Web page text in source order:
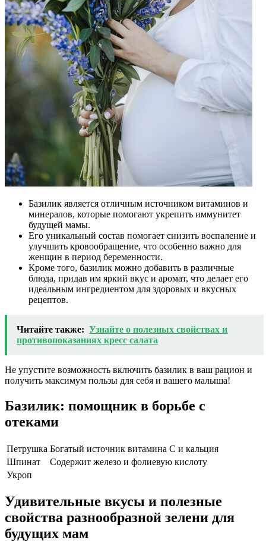
Базилик является отличным источником витаминов и
минералов, которые помогают укрепить иммунитет
будущей мамы.
Его уникальный состав помогает снизить воспаление и
улучшить кровообращение, что особенно важно для
женщин в период беременности.
Кроме того, базилик можно добавить в различные
блюда, придав им яркий вкус и аромат, что делает его
идеальным ингредиентом для здоровых и вкусных
рецептов.
Читайте также: Узнайте о полезных свойствах и
противопоказаниях кресс салата
Не упустите возможность включить базилик в ваш рацион и
получить максимум пользы для себя и вашего малыша!
Базилик: помощник в борьбе с
отеками
Петрушка Богатый источник витамина С и кальция
Шпинат
Содержит железо и фолиевую кислоту
Укроп
Удивительные вкусы и полезные
свойства разнообразной зелени для
будущих мам